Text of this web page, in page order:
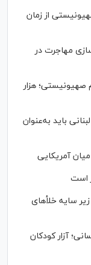
صهیونیستی از زمان
مهاجرت در
صهیونیستی؛ هزار
اسرائیل به ۲ خبرنگار لبنانی باید به‌عنوان
آمریکایی
است
سایه خلأ‌های
آزار کودکان